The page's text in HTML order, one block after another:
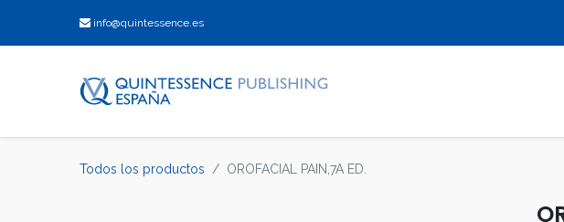
info@quintessence.es
Todos los productos OROFACIAL PAIN,7A ED.